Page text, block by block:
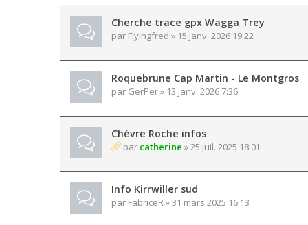
Cherche trace gpx Wagga Trey
par Flyingfred » 15 janv. 2026 19:22
Roquebrune Cap Martin - Le Montgros
par GerPer» 13 janv. 2026 7:36
Chèvre Roche infos
par catherine » 25 juil. 2025 18:01
Info Kirrwiller sud
par FabriceR» 31 mars 2025 16:13